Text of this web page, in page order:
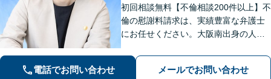
初回相談無料【不倫相談200件以上】不
倫の慰謝料請求は、実績豊富な弁護士
にお任せください。大阪南出身の人情
通事故に遭われてお困りの方はお気軽
にお電話ください【当日／夜間／休日
電話でお問い合わせ メールでお問い合わせ